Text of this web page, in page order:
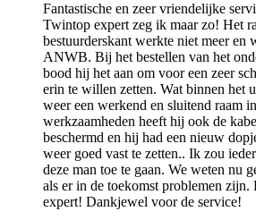
Fantastische en zeer vriendelijke
Twintop expert zeg ik maar zo! Het
bestuurderskant werkte niet meer en
ANWB. Bij het bestellen van het
bood hij het aan om voor een zeer
erin te willen zetten. Wat binnen het
weer een werkend en sluitend raam
werkzaamheden heeft hij ook de
beschermd en hij had een nieuw
weer goed vast te zetten.. Ik zou
deze man toe te gaan. We weten nu
als er in de toekomst problemen zijn.
expert! Dankjewel voor de service!